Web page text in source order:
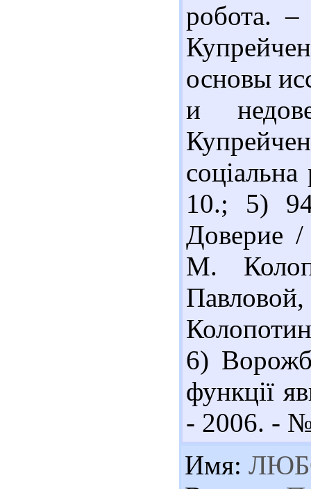
робота.
основы
и
10.; 5)
Доверие
М.
6)
функції
- 2006. -
Имя: